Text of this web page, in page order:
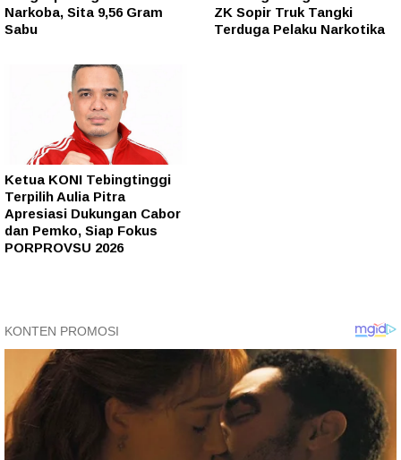
Narkoba, Sita 9,56 Gram
Sabu
ZK Sopir Truk Tangki
Terduga Pelaku Narkotika
Ketua KONI Tebingtinggi
Terpilih Aulia Pitra
Apresiasi Dukungan Cabor
dan Pemko, Siap Fokus
PORPROVSU 2026